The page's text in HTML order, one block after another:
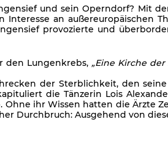
und sein Operndorf? Mit
Interesse an außereuropäischen
provozierte und
den Lungenkrebs, „Eine Kirche
der Sterblichkeit, den
die Tänzerin Lois
Ohne ihr Wissen hatten die Ärzte
Durchbruch: Ausgehend von